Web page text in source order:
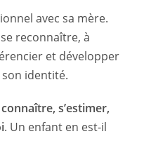
avec sa mère.
reconnaître, à
et développer
identité.
s’estimer,
. Un enfant en est-il